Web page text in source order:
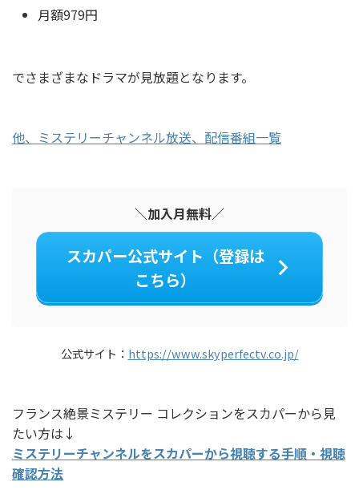
月額979円
でさまざまなドラマが見放題となります。
他、ミステリーチャンネル放送、配信番組一覧
＼加入月無料／
スカパー公式サイト（登録は
こちら）
公式サイト： https://www.skyperfectv.co.jp/
フランス絶景ミステリー コレクションをスカパーから見
たい方は↓
ミステリーチャンネルをスカパーから視聴する手順・視聴
確認方法